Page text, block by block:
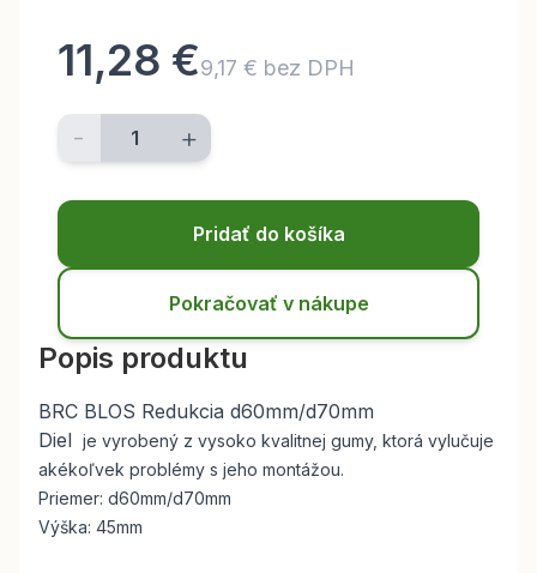
11,28 €9,17 € bez DPH
- +
Pridať do košíka
Pokračovať v nákupe
Popis produktu
BRC BLOS Redukcia d60mm/d70mm
Diel je vyrobený z vysoko kvalitnej gumy, ktorá vylučuje
akékoľvek problémy s jeho montážou.
Priemer: d60mm/d70mm
Výška: 45mm